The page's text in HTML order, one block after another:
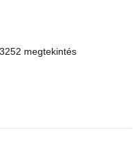
megtekintés